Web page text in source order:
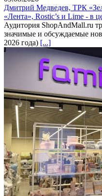
Дмитрий Медведев, ТРК
«Лента», Rostic’s и Lime - в
Аудитория ShopAndMall.ru
значимые и обсуждаемые
2026 года) [...]